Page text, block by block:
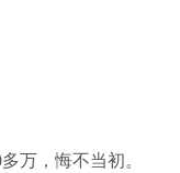
万，悔不当初。